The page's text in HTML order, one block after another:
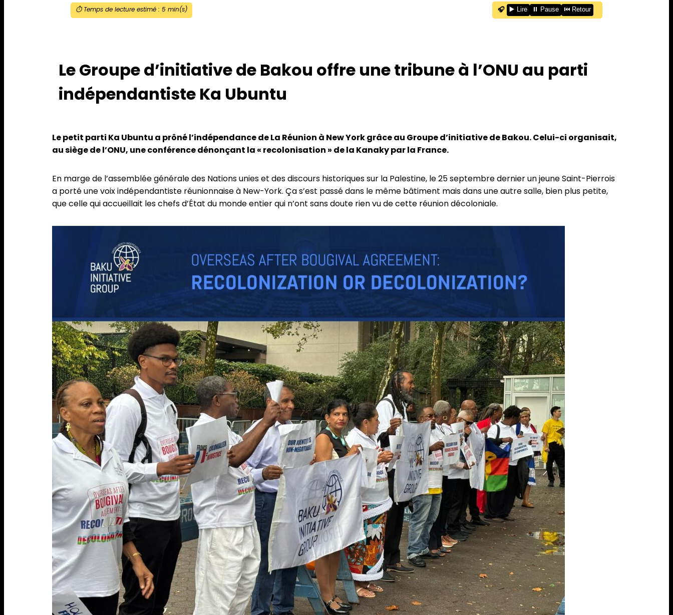
⏱️ Temps de lecture estimé : 5min(s) 🎧 ▶️ Lire ⏸️ Pause ⏮️ Retour
Le Groupe d’initiative de Bakou offre une tribune à l’ONU au parti
indépendantiste Ka Ubuntu
Le petit parti Ka Ubuntu a prôné l’indépendance de La Réunion à New York grâce au Groupe d’initiative de Bakou. Celui-ci organisait,
au siège de l’ONU, une conférence dénonçant la « recolonisation » de la Kanaky par la France.
En marge de l’assemblée générale des Nations unies et des discours historiques sur la Palestine, le 25 septembre dernier un jeune Saint-Pierrois
a porté une voix indépendantiste réunionnaise à New-York. Ça s’est passé dans le même bâtiment mais dans une autre salle, bien plus petite,
que celle qui accueillait les chefs d’État du monde entier qui n’ont sans doute rien vu de cette réunion décoloniale.